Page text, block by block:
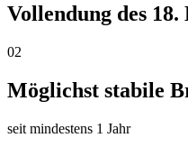
Vollendung des 18.
02
Möglichst stabile
seit mindestens 1 Jahr